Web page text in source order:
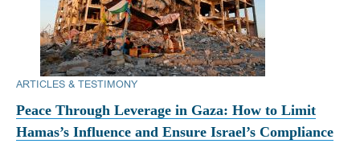
ARTICLES & TESTIMONY
Peace Through Leverage in Gaza: How to Limit
Hamas’s Influence and Ensure Israel’s Compliance